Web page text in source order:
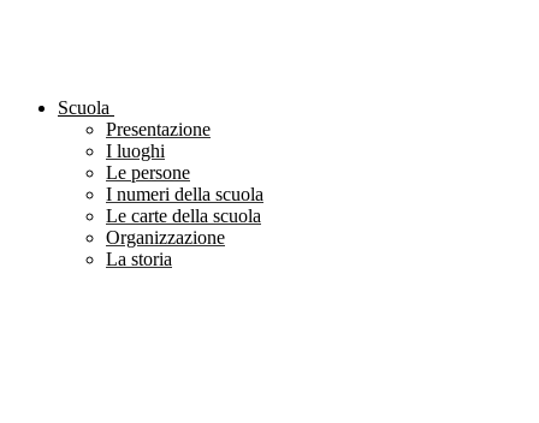
Scuola
Presentazione
I luoghi
Le persone
I numeri della scuola
Le carte della scuola
Organizzazione
La storia